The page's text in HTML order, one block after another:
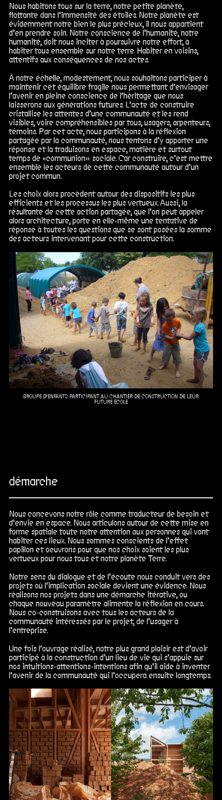
Nous habitons tous sur la terre, notre petite planète,
flottante dans l’immensité des étoiles. Notre planète est
évidemment notre bien le plus précieux, il nous appartient
d’en prendre soin. Notre conscience de l’humanité, notre
humanité, doit nous inciter à poursuivre notre effort, à
habiter tous ensemble sur notre terre. Habiter en voisins,
attentifs aux conséquences de nos actes.
À notre échelle, modestement, nous souhaitons participer à
maintenir cet équilibre fragile nous permettant d’envisager
l’avenir en pleine conscience de l’héritage que nous
laisserons aux générations futures. L’acte de construire
cristallise les attentes d’une communauté et les rend
visibles, voire compréhensibles par tous, usagers, arpenteurs,
témoins. Par cet acte, nous participons à la réflexion
partagée par la communauté, nous tentons d’y apporter une
réponse et la traduisons en espace, matière et surtout
temps de «communion» sociale. Car construire, c’est mettre
ensemble les acteurs de cette communauté autour d’un
projet commun.
Les choix alors procèdent autour des dispositifs les plus
efficients et les processus les plus vertueux. Aussi, la
résultante de cette action partagée, que l’on peut appeler
alors architecture, porte en elle-même une tentative de
réponse à toutes les questions que se sont posées la somme
des acteurs intervenant pour cette construction.
GROUPE D'ENFANTS PARTICIPANT AU CHANTIER DE CONSTRUCTION DE LEUR
FUTURE ÉCOLE
démarche
Nous concevons notre rôle comme traducteur de besoin et
d’envie en espace. Nous articulons autour de cette mise en
forme spatiale toute notre attention aux personnes qui vont
habiter ces lieux. Nous sommes conscients de l’effet
papillon et oeuvrons pour que nos choix soient les plus
vertueux pour nous tous et notre planète Terre.
Notre sens du dialogue et de l’écoute nous conduit vers des
projets où l’implication sociale devient une évidence. Nous
réalisons nos projets dans une démarche itérative, ou
chaque nouveau paramètre alimente la réflexion en cours.
Nous co-construisons avec tous les acteurs de la
communauté intéressés par le projet, de l’usager à
l’entreprise.
Une fois l’ouvrage réalisé, notre plus grand plaisir est d’avoir
participé à la construction d’un lieu de vie qui s’appuie sur
nos intuitions-attentions-intentions afin qu’il aide à inventer
l’avenir de la communauté qui l’occupera ensuite longtemps.